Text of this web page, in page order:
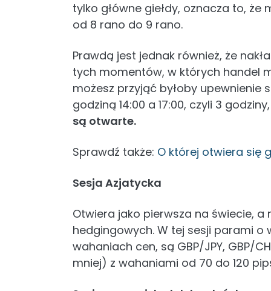
tylko główne giełdy, oznacza to,
od 8 rano do 9 rano.
Prawdą jest jednak również, że
tych momentów, w których handel
możesz przyjąć byłoby upewnienie
godziną 14:00 a 17:00, czyli 3
są otwarte.
Sprawdź także: O której otwiera się
Sesja Azjatycka
Otwiera jako pierwsza na świecie,
hedgingowych. W tej sesji parami o
wahaniach cen, są GBP/JPY, GBP/
mniej) z wahaniami od 70 do 120